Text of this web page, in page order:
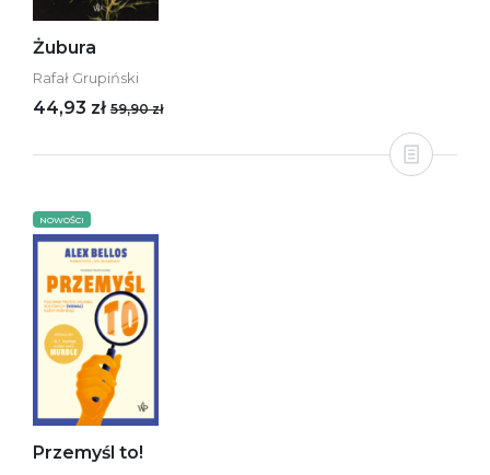
Żubura
Rafał Grupiński
44,93 zł 59,90 zł
NOWOŚCI
Przemyśl to!